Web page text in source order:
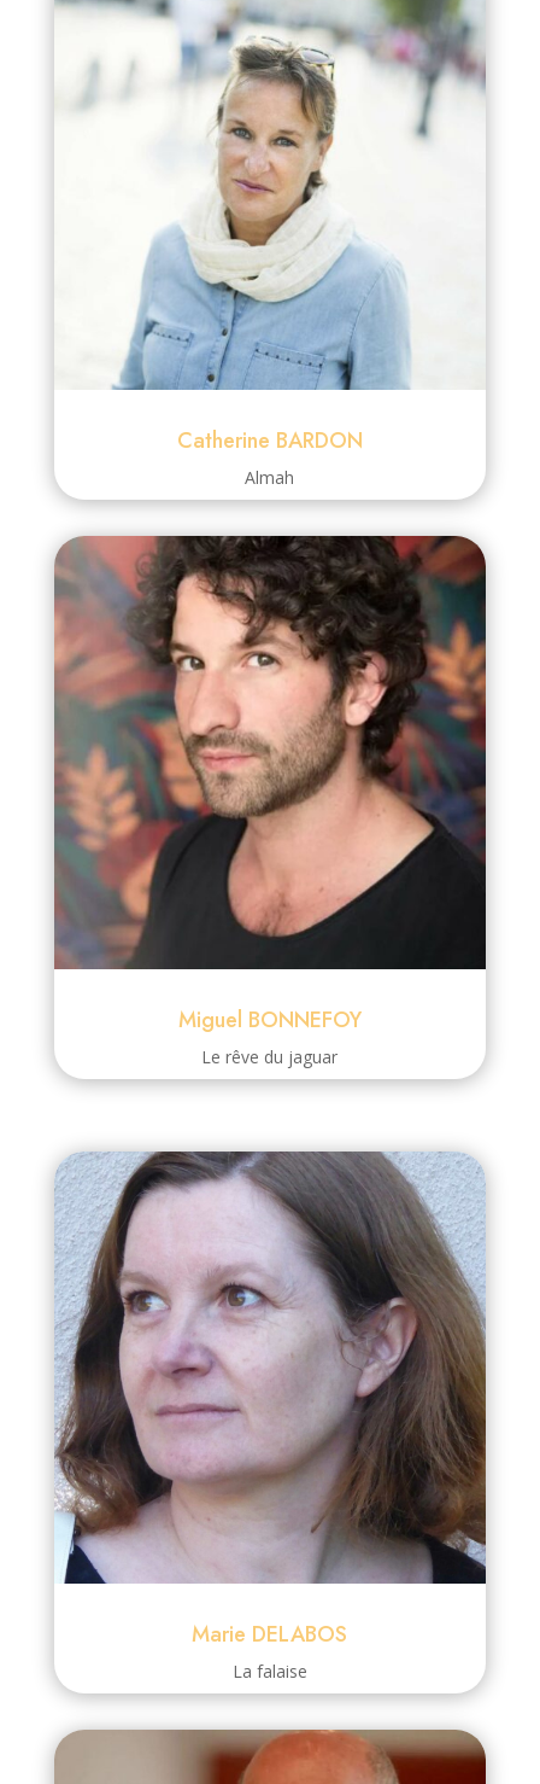
Catherine BARDON
Almah
Miguel BONNEFOY
Le rêve du jaguar
Marie DELABOS
La falaise